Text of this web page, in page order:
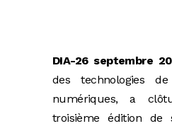
DIA-26 septembre
des technologies de
numériques, a
troisième édition de